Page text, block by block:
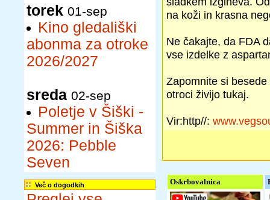
torek 01-sep
Kino gledališki
abonma za otroke
2026/2027
sreda 02-sep
Poletje v Šiški -
Summer in Šiška
2026: Pebble
Seven
Več o dogodkih
na koži in krasna
Ne čakajte, da FDA
vse izdelke z
Zapomnite si
otroci živijo tukaj.
Vir:http//:
Oskrbovalnica